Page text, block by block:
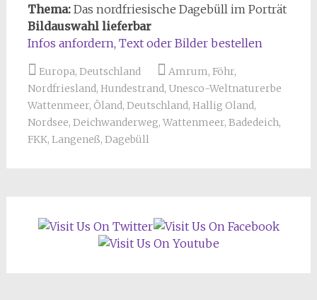
Thema:Das nordfriesische Dagebüll im Porträt
Bildauswahl lieferbar
Infos anfordern, Text oderBilder bestellen
Europa, Deutschland Amrum, Föhr,
Nordfriesland, Hundestrand, Unesco-Weltnaturerbe
Wattenmeer, Öland, Deutschland, Hallig Oland,
Nordsee, Deichwanderweg, Wattenmeer, Badedeich,
FKK, Langeneß, Dagebüll